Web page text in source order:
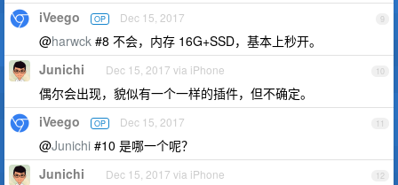
9
iVeego OP Dec 15, 2017
@harwck #8 不会，内存 16G+SSD，基本上秒开。
10
Junichi Dec 15, 2017 via iPhone
偶尔会出现，貌似有一个一样的插件，但不确定。
11
iVeego OP Dec 15, 2017
@Junichi #10 是哪一个呢？
12
Junichi Dec 15, 2017 via iPhone